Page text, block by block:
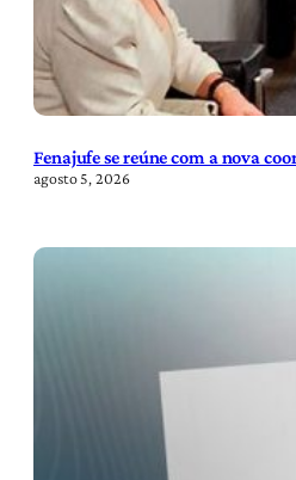
Fenajufe se reúne com a nova
agosto 5, 2026